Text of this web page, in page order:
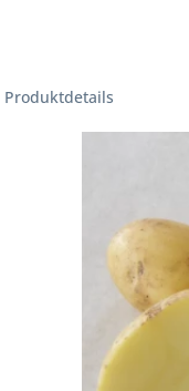
Produktdetails